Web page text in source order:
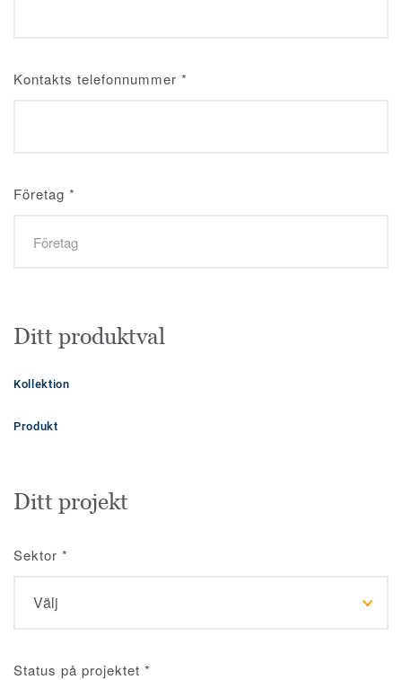
Kontakts telefonnummer *
Företag *
Ditt produktval
Kollektion
Produkt
Ditt projekt
Sektor *
Status på projektet *